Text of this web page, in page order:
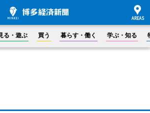
る・遊ぶ 買う 暮らす・働く 学ぶ・知る